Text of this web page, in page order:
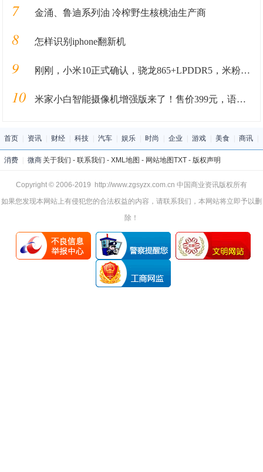
7 金涌、鲁迪系列油 冷榨野生核桃油生产商
8 怎样识别iphone翻新机
9 刚刚，小米10正式确认，骁龙865+LPDDR5，米粉要沸腾了
10 米家小白智能摄像机增强版来了！售价399元，语音互动，智能看家
首页 资讯 财经 科技 汽车 娱乐 时尚 企业 游戏 美食 商讯
消费 微商 关于我们 - 联系我们 - XML地图 - 网站地图TXT- 版权声明
Copyright © 2006-2019 http://www.zgsyzx.com.cn 中国商业资讯版权所有
如果您发现本网站上有侵犯您的合法权益的内容，请联系我们，本网站将立即予以删
除！